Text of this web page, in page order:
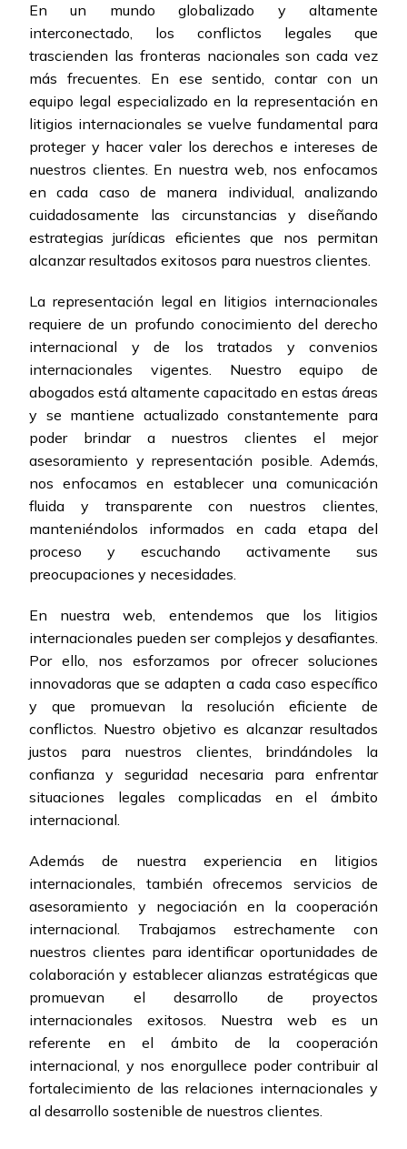
En un mundo globalizado y altamente
interconectado, los conflictos legales que
trascienden las fronteras nacionales son cada vez
más frecuentes. En ese sentido, contar con un
equipo legal especializado en la representación en
litigios internacionales se vuelve fundamental para
proteger y hacer valer los derechos e intereses de
nuestros clientes. En nuestra web, nos enfocamos
en cada caso de manera individual, analizando
cuidadosamente las circunstancias y diseñando
estrategias jurídicas eficientes que nos permitan
alcanzar resultados exitosos para nuestros clientes.
La representación legal en litigios internacionales
requiere de un profundo conocimiento del derecho
internacional y de los tratados y convenios
internacionales vigentes. Nuestro equipo de
abogados está altamente capacitado en estas áreas
y se mantiene actualizado constantemente para
poder brindar a nuestros clientes el mejor
asesoramiento y representación posible. Además,
nos enfocamos en establecer una comunicación
fluida y transparente con nuestros clientes,
manteniéndolos informados en cada etapa del
proceso y escuchando activamente sus
preocupaciones y necesidades.
En nuestra web, entendemos que los litigios
internacionales pueden ser complejos y desafiantes.
Por ello, nos esforzamos por ofrecer soluciones
innovadoras que se adapten a cada caso específico
y que promuevan la resolución eficiente de
conflictos. Nuestro objetivo es alcanzar resultados
justos para nuestros clientes, brindándoles la
confianza y seguridad necesaria para enfrentar
situaciones legales complicadas en el ámbito
internacional.
Además de nuestra experiencia en litigios
internacionales, también ofrecemos servicios de
asesoramiento y negociación en la cooperación
internacional. Trabajamos estrechamente con
nuestros clientes para identificar oportunidades de
colaboración y establecer alianzas estratégicas que
promuevan el desarrollo de proyectos
internacionales exitosos. Nuestra web es un
referente en el ámbito de la cooperación
internacional, y nos enorgullece poder contribuir al
fortalecimiento de las relaciones internacionales y
al desarrollo sostenible de nuestros clientes.